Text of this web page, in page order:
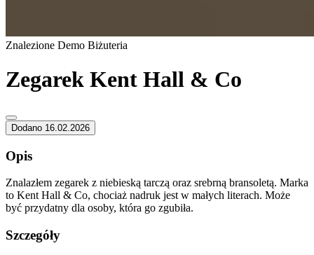
Znalezione Demo Biżuteria
Zegarek Kent Hall & Co
Dodano 16.02.2026
Opis
Znalazłem zegarek z niebieską tarczą oraz srebrną bransoletą. Marka
to Kent Hall & Co, chociaż nadruk jest w małych literach. Może
być przydatny dla osoby, która go zgubiła.
Szczegóły